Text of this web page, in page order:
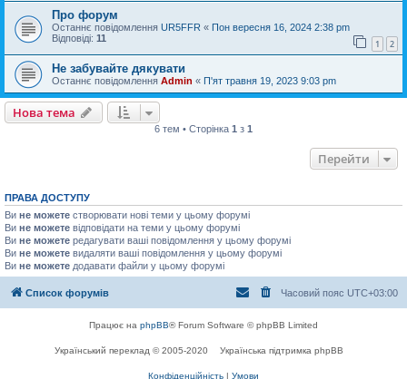
Про форум
Останнє повідомлення UR5FFR « Пон вересня 16, 2024 2:38 pm
Відповіді: 11 1 2
Не забувайте дякувати
Останнє повідомлення Admin « П'ят травня 19, 2023 9:03 pm
Нова тема
6 тем • Сторінка 1 з 1
Перейти
ПРАВА ДОСТУПУ
Ви не можете створювати нові теми у цьому форумі
Ви не можете відповідати на теми у цьому форумі
Ви не можете редагувати ваші повідомлення у цьому форумі
Ви не можете видаляти ваші повідомлення у цьому форумі
Ви не можете додавати файли у цьому форумі
Список форумів Часовий пояс UTC+03:00
Працює на phpBB® Forum Software © phpBB Limited
Український переклад © 2005-2020 Українська підтримка phpBB
Конфіденційність | Умови